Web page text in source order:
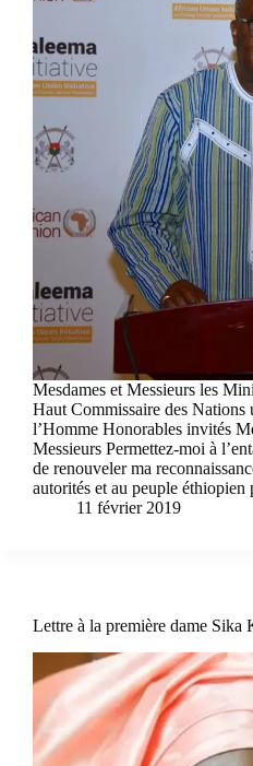
Mesdames et Messieurs les
Haut Commissaire des Nations
l’Homme Honorables invités
Messieurs Permettez-moi à
de renouveler ma
autorités et au peuple
11 février 2019
Lettre à la première dame Sika